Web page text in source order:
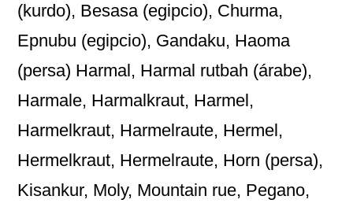
(kurdo), Besasa (egipcio), Churma,
Epnubu (egipcio), Gandaku, Haoma
(persa) Harmal, Harmal rutbah (árabe),
Harmale, Harmalkraut, Harmel,
Harmelkraut, Harmelraute, Hermel,
Hermelkraut, Hermelraute, Horn (persa),
Kisankur, Moly, Mountain rue, Pegano,